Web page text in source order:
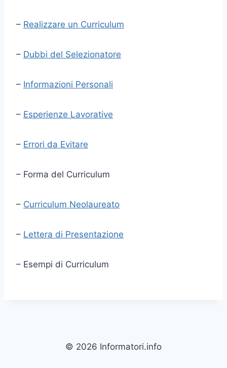
– Realizzare un Curriculum
– Dubbi del Selezionatore
– Informazioni Personali
– Esperienze Lavorative
– Errori da Evitare
– Forma del Curriculum
– Curriculum Neolaureato
– Lettera di Presentazione
– Esempi di Curriculum
© 2026 Informatori.info